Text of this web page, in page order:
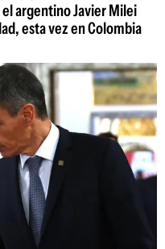
el argentino Javier Milei
esta vez en Colombia